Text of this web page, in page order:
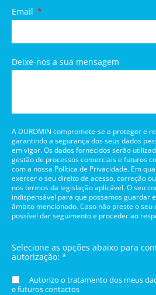
Email
Deixe-nos a sua mensagem
A DUROMIN compromete-se a proteger e
garantindo a segurança dos seus dados
em vigor. Os dados fornecidos serão
gestão de processos comerciais e futuros
com a nossa Política de Privacidade. Em
exercer o seu direito de acesso, correção
nos termos da legislação aplicável. O seu
indispensável para que possamos guardar
âmbito mencionado. Caso não preste o seu
possível dar seguimento e proceder ao
Selecione as opções abaixo para
autorização: *
Autorizo o tratamento dos meus
e futuros contactos